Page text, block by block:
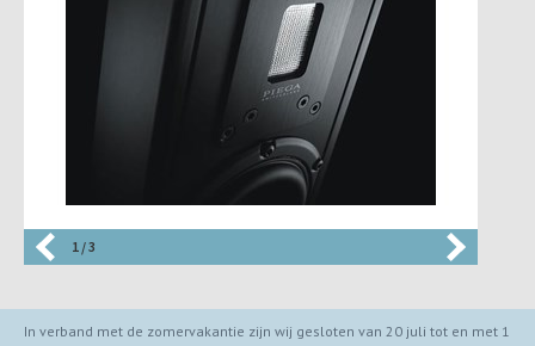
1 / 3
In verband met de zomervakantie zijn wij gesloten van 20 juli tot en met 1